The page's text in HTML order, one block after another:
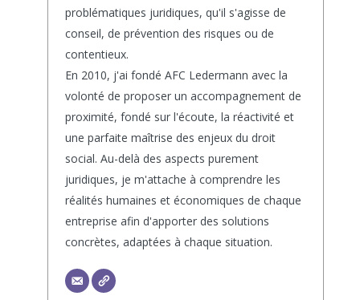
problématiques juridiques, qu'il s'agisse de
conseil, de prévention des risques ou de
contentieux.
En 2010, j'ai fondé AFC Ledermann avec la
volonté de proposer un accompagnement de
proximité, fondé sur l'écoute, la réactivité et
une parfaite maîtrise des enjeux du droit
social. Au-delà des aspects purement
juridiques, je m'attache à comprendre les
réalités humaines et économiques de chaque
entreprise afin d'apporter des solutions
concrètes, adaptées à chaque situation.